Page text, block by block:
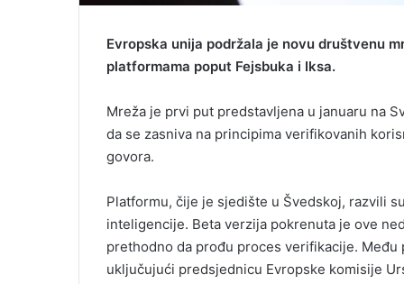
Evropska unija podržala je novu društvenu
platformama poput Fejsbuka i Iksa.
Mreža je prvi put predstavljena u januaru na
da se zasniva na principima verifikovanih
govora.
Platformu, čije je sjedište u Švedskoj, razvili
inteligencije. Beta verzija pokrenuta je ove
prethodno da prođu proces verifikacije.
uključujući predsjednicu Evropske komisije